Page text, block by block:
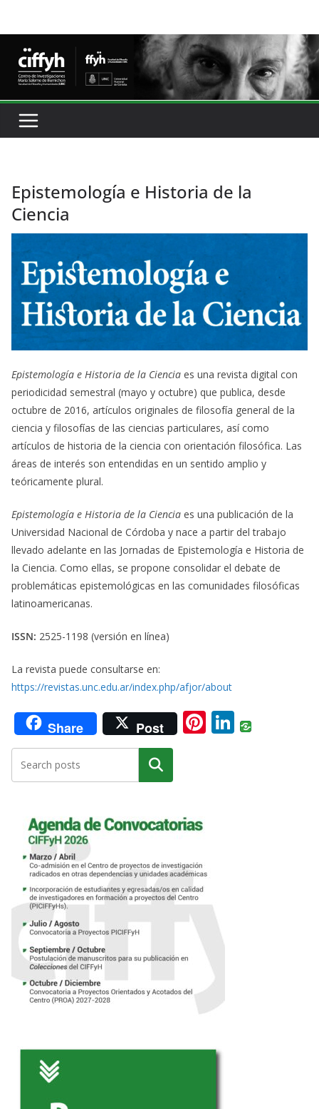
Epistemología e Historia de la
Ciencia
Epistemología e Historia de la Ciencia es una revista digital con
periodicidad semestral (mayo y octubre) que publica, desde
octubre de 2016, artículos originales de filosofía general de la
ciencia y filosofías de las ciencias particulares, así como
artículos de historia de la ciencia con orientación filosófica. Las
áreas de interés son entendidas en un sentido amplio y
teóricamente plural.
Epistemología e Historia de la Ciencia es una publicación de la
Universidad Nacional de Córdoba y nace a partir del trabajo
llevado adelante en las Jornadas de Epistemología e Historia de
la Ciencia. Como ellas, se propone consolidar el debate de
problemáticas epistemológicas en las comunidades filosóficas
latinoamericanas.
ISSN: 2525-1198 (versión en línea)
La revista puede consultarse en:
https://revistas.unc.edu.ar/index.php/afjor/about
Share Post Pi Li
Buscar